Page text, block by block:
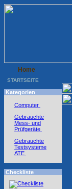
Home
STARTSEITE
Kategorien
Computer
Gebrauchte
Mess- und
Prüfgeräte
Gebrauchte
Testsysteme
ATE
Checkliste